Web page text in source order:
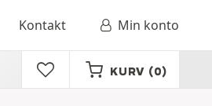
Kontakt Min konto
KURV (0)